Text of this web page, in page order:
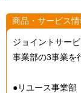
商品・サービス情
ジョイントサー
事業部の3事業を
●リユース事業部